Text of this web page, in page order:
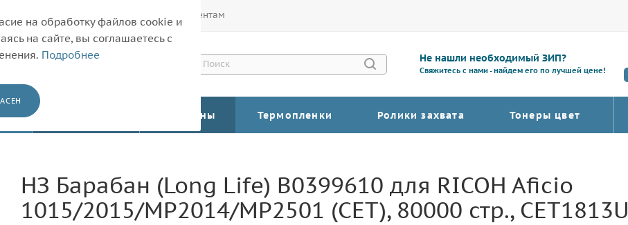
Корпоративным клиентам
Не нашли необходимый ЗИП?
Свяжитесь с нами - найдем его по лучшей цене!
Барабаны Термопленки Ролики захвата Тонеры цвет
НЗ Барабан (Long Life) B0399610 для RICOH Aficio
1015/2015/MP2014/MP2501 (CET), 80000 стр., CET1813U
на обработку файлов cookie и
на сайте, вы соглашаетесь с
Подробнее